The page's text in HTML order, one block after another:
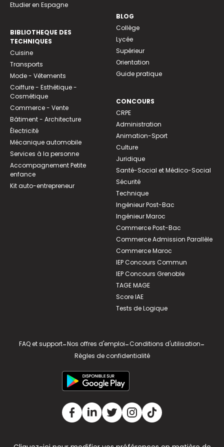
Etudier en Espagne
BIBLIOTHEQUE DES
TECHNIQUES
Cuisine
Transports
Mode - Vêtements
Coiffure - Esthétique -
Cosmétique
Commerce - Vente
Bâtiment - Architecture
Électricité
Mécanique automobile
Services à la personne
Accompagnement Petite
enfance
Kit auto-entrepreneur
BLOG
Collège
Lycée
Supérieur
Orientation
Guide pratique
CONCOURS
CRPE
Administration
Animation-Sport
Culture
Juridique
Santé-Social et Médico-Social
Sécurité
Technique
Ingénieur Post-Bac
Ingénieur Maroc
Commerce Post-Bac
Commerce Admission Parallèle
Commerce Maroc
IEP Concours Commun
IEP Concours Grenoble
TAGE MAGE
Score IAE
Tests de Logique
FAQ et support-Nos offres d'emploi-Conditions d'utilisation-
Règles de confidentialité